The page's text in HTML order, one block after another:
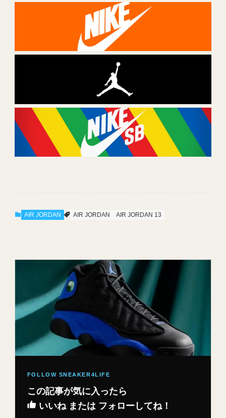
AIR JORDAN AIR JORDAN AIR JORDAN 13
この記事が気に入ったら
いいね または フォローしてね！